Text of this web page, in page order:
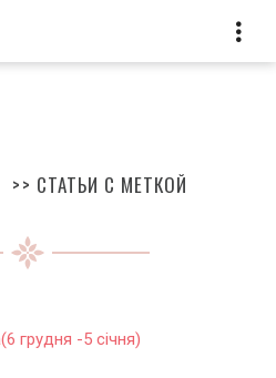
>> СТАТЬИ С МЕТКОЙ